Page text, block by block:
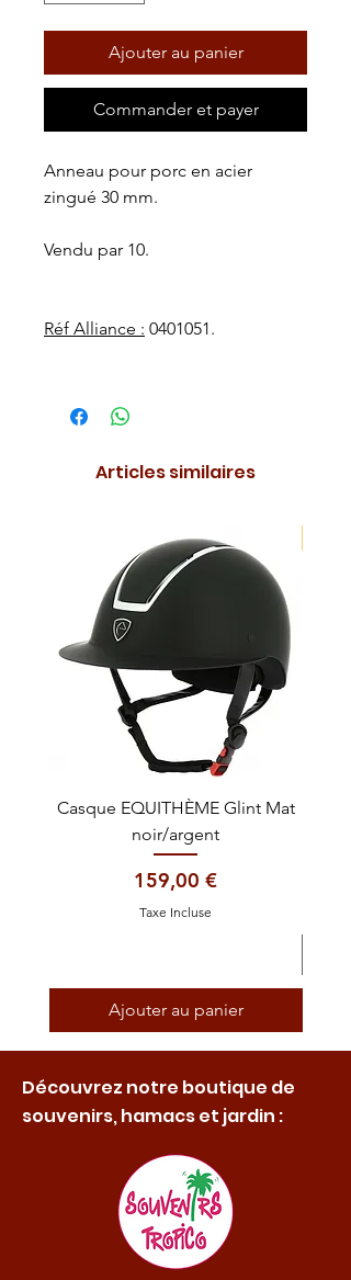
Ajouter au panier
Commander et payer
Anneau pour porc en acier
zingué 30 mm.
Vendu par 10.
Réf Alliance : 0401051.
Articles similaires
Casque EQUITHÈME Glint Mat
noir/argent
Prix
159,00 €
Taxe Incluse
Ajouter au panier
Découvrez notre boutique de
souvenirs, hamacs et jardin :